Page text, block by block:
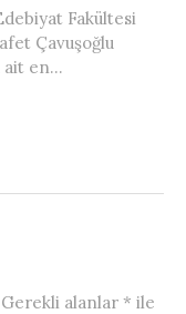
Fakültesi
Çavuşoğlu
ait en...
Gerekli alanlar * ile